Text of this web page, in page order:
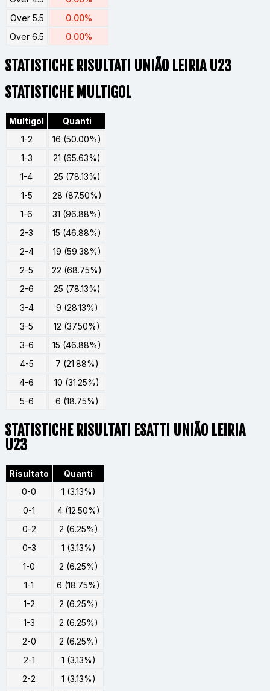
Over 5.5
0.00%
Over 6.5
0.00%
STATISTICHE RISULTATI UNIÃO LEIRIA U23
STATISTICHE MULTIGOL
Multigol
Quanti
1-2
16 (50.00%)
1-3
21 (65.63%)
1-4
25 (78.13%)
1-5
28 (87.50%)
1-6
31 (96.88%)
2-3
15 (46.88%)
2-4
19 (59.38%)
2-5
22 (68.75%)
2-6
25 (78.13%)
3-4
9 (28.13%)
3-5
12 (37.50%)
3-6
15 (46.88%)
4-5
7 (21.88%)
4-6
10 (31.25%)
5-6
6 (18.75%)
STATISTICHE RISULTATI ESATTI UNIÃO LEIRIA
U23
Risultato
Quanti
0-0
1 (3.13%)
0-1
4 (12.50%)
0-2
2 (6.25%)
0-3
1 (3.13%)
1-0
2 (6.25%)
1-1
6 (18.75%)
1-2
2 (6.25%)
1-3
2 (6.25%)
2-0
2 (6.25%)
2-1
1 (3.13%)
2-2
1 (3.13%)